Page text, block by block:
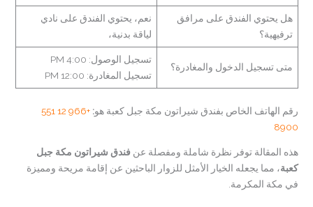
هل يحتوي الفندق على مرافق
ترفيهية؟
نعم، يحتوي الفندق على نادي
لياقة بدنية،
متى تسجيل الدخول والمغادرة؟
تسجيل الوصول: 4:00 PM
تسجيل المغادرة: 12:00 PM
رقم الهاتف الخاص بفندق شيراتون مكة جبل كعبة هو:
+966 12 551
8900
هذه المقالة توفر نظرة شاملة ومفصلة عنفندق شيراتون مكة جبل
كعبة، مما يجعله الخيار الأمثل للزوار الباحثين عن إقامة مريحة ومميزة
في مكة المكرمة.